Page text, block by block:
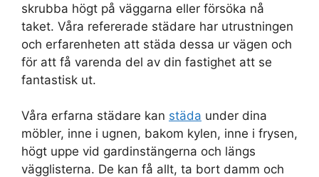
skrubba högt på väggarna eller försöka nå
taket. Våra refererade städare har utrustningen
och erfarenheten att städa dessa ur vägen och
för att få varenda del av din fastighet att se
fantastisk ut.
Våra erfarna städare kan städa under dina
möbler, inne i ugnen, bakom kylen, inne i frysen,
högt uppe vid gardinstängerna och längs
vägglisterna. De kan få allt, ta bort damm och